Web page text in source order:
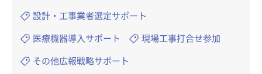
設計・工事業者選定サポート
医療機器導入サポート 現場工事打合せ参加
その他広報戦略サポート